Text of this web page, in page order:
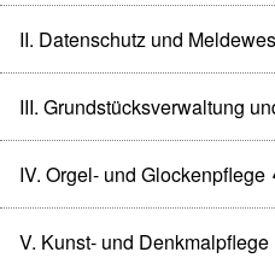
II. Datenschutz und
III. Grundstücksverwaltung
IV. Orgel- und Glockenpflege
V. Kunst- und Denkmalpflege